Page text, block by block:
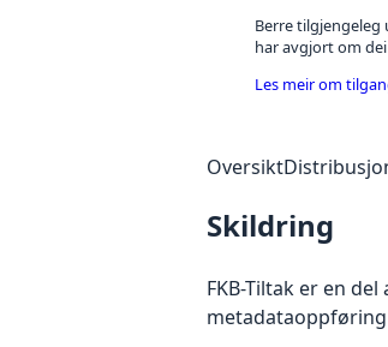
Berre tilgjengeleg
har avgjort om
Les meir om
Oversikt
Skildring
FKB-Tiltak er en